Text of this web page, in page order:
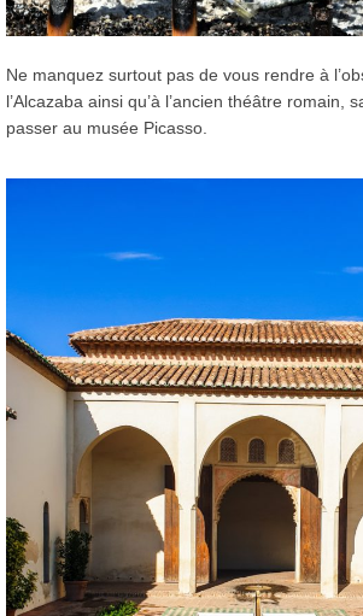
Ne manquez surtout pas de vous rendre à
l’Alcazaba ainsi qu’à l’ancien théâtre romain,
passer au musée Picasso.